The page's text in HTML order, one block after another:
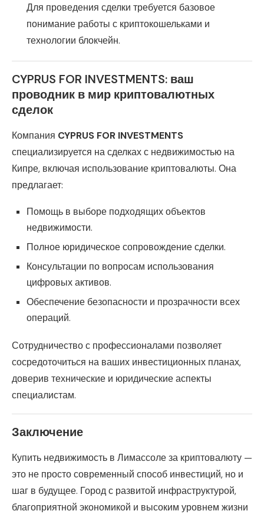
Для проведения сделки требуется базовое
понимание работы с криптокошельками и
технологии блокчейн.
CYPRUS FOR INVESTMENTS: ваш
проводник в мир криптовалютных
сделок
Компания CYPRUS FOR INVESTMENTS
специализируется на сделках с недвижимостью на
Кипре, включая использование криптовалюты. Она
предлагает:
Помощь в выборе подходящих объектов
недвижимости.
Полное юридическое сопровождение сделки.
Консультации по вопросам использования
цифровых активов.
Обеспечение безопасности и прозрачности всех
операций.
Сотрудничество с профессионалами позволяет
сосредоточиться на ваших инвестиционных планах,
доверив технические и юридические аспекты
специалистам.
Заключение
Купить недвижимость в Лимассоле за криптовалюту —
это не просто современный способ инвестиций, но и
шаг в будущее. Город с развитой инфраструктурой,
благоприятной экономикой и высоким уровнем жизни